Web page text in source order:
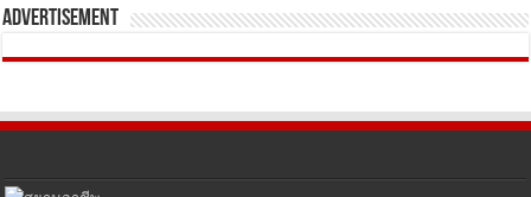
Advertisement